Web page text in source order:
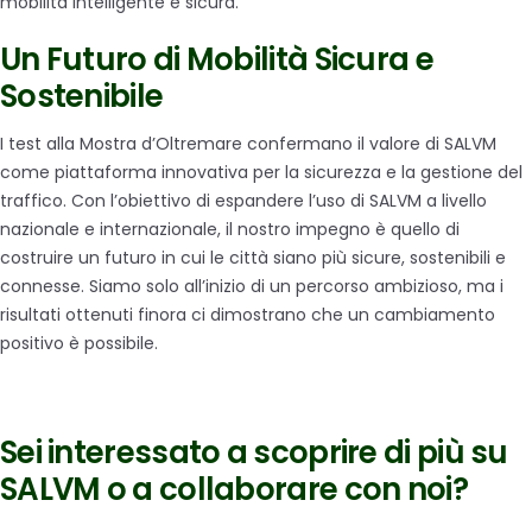
Un Futuro di Mobilità Sicura e
Sostenibile
I test alla Mostra d’Oltremare confermano il valore di SALVM
come piattaforma innovativa per la sicurezza e la gestione del
traffico. Con l’obiettivo di espandere l’uso di SALVM a livello
nazionale e internazionale, il nostro impegno è quello di
costruire un futuro in cui le città siano più sicure, sostenibili e
connesse. Siamo solo all’inizio di un percorso ambizioso, ma i
risultati ottenuti finora ci dimostrano che un cambiamento
positivo è possibile.
Sei interessato a scoprire di più su
SALVM o a collaborare con noi?